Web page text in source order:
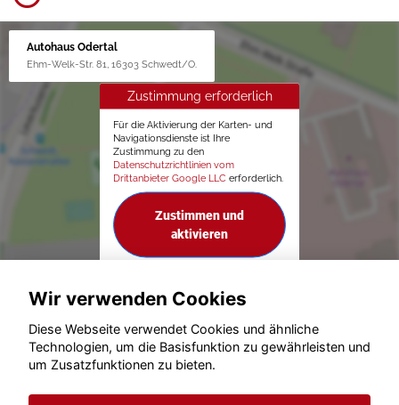
Autohaus Odertal
Ehm-Welk-Str. 81, 16303 Schwedt/O.
Zustimmung erforderlich
Für die Aktivierung der Karten- und
Navigationsdienste ist Ihre
Zustimmung zu den
Datenschutzrichtlinien vom
Drittanbieter Google LLC erforderlich.
Zustimmen und
aktivieren
© konjunkturmotor.de GmbH 2020 - 2026
Wir verwenden Cookies
Diese Webseite verwendet Cookies und ähnliche
Technologien, um die Basisfunktion zu gewährleisten und
um Zusatzfunktionen zu bieten.